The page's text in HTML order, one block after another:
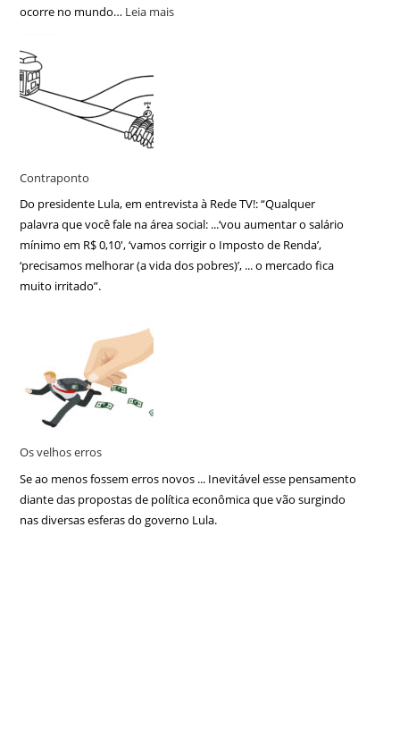
ocorre no mundo… Leia mais
Contraponto
Do presidente Lula, em entrevista à Rede TV!: “Qualquer
palavra que você fale na área social: ...‘vou aumentar o salário
mínimo em R$ 0,10′, ‘vamos corrigir o Imposto de Renda’,
‘precisamos melhorar (a vida dos pobres)’, ... o mercado fica
muito irritado”.
Os velhos erros
Se ao menos fossem erros novos ... Inevitável esse pensamento
diante das propostas de política econômica que vão surgindo
nas diversas esferas do governo Lula.